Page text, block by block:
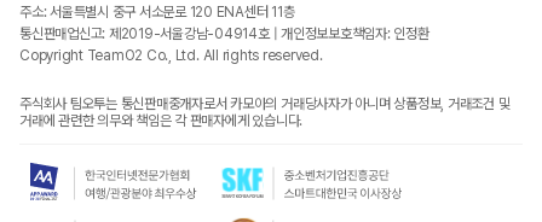
주소: 서울특별시 중구 서소문로 120 ENA센터 11층
통신판매업신고: 제2019-서울강남-04914호 | 개인정보보호책임자: 인정환
Copyright TeamO2 Co., Ltd. All rights reserved.
주식회사 팀오투는 통신판매중개자로서 카모아의 거래당사자가 아니며 상품정보, 거래조건 및
거래에 관련한 의무와 책임은 각 판매자에게 있습니다.